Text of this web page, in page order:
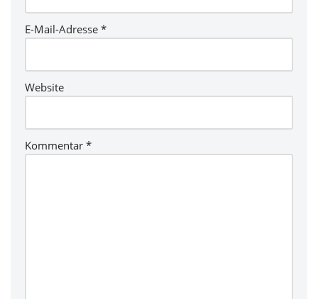
E-Mail-Adresse *
Website
Kommentar *